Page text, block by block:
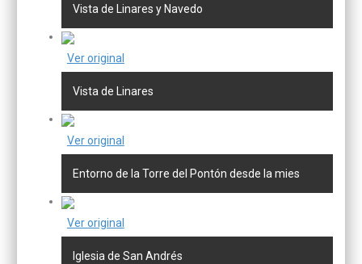
Vista de Linares y Navedo
Ver original
Vista de Linares
Ver original
Entorno de la Torre del Pontón desde la mies
Ver original
Iglesia de San Andrés